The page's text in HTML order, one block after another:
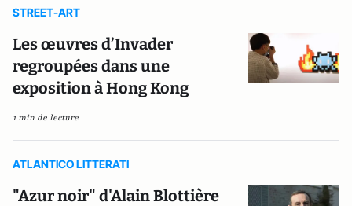
STREET-ART
Les œuvres d’Invader
regroupées dans une
exposition à Hong Kong
1 min de lecture
ATLANTICO LITTERATI
"Azur noir" d'Alain Blottière